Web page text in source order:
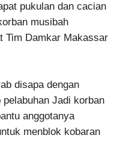
pukulan dan cacian
musibah
Tim Damkar Makassar
disapa dengan
Jadi korban
anggotanya
menblok kobaran